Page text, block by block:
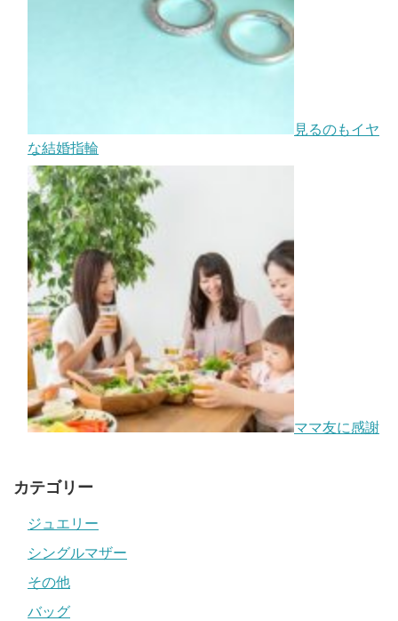
見るのもイヤ
な結婚指輪
ママ友に感謝
カテゴリー
ジュエリー
シングルマザー
その他
バッグ